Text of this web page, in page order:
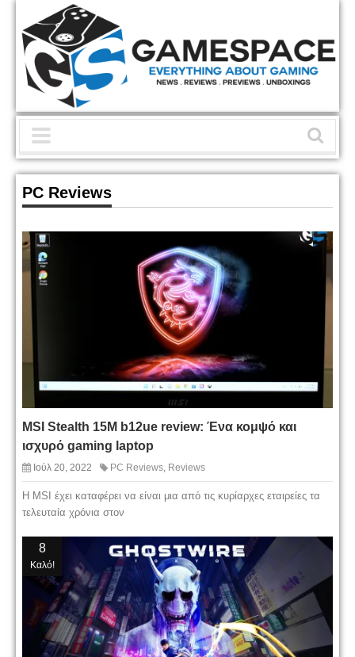
PC Reviews
MSI Stealth 15M b12ue review: Ένα κομψό και
ισχυρό gaming laptop
Ιούλ 20, 2022 PC Reviews, Reviews
Η MSI έχει καταφέρει να είναι μια από τις κυρίαρχες εταιρείες τα
τελευταία χρόνια στον
8
Καλό!